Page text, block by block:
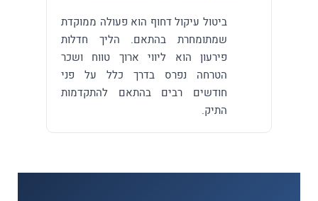
ביטול עיקול דחוף הוא פעולה ממוקדת
שמתומחרת בהתאם. הליך חדלות
פירעון הוא ליווי ארוך טווח ושכר
הטרחה נפרס בדרך כלל על פני
חודשים רבים בהתאם להתקדמות
התיק.